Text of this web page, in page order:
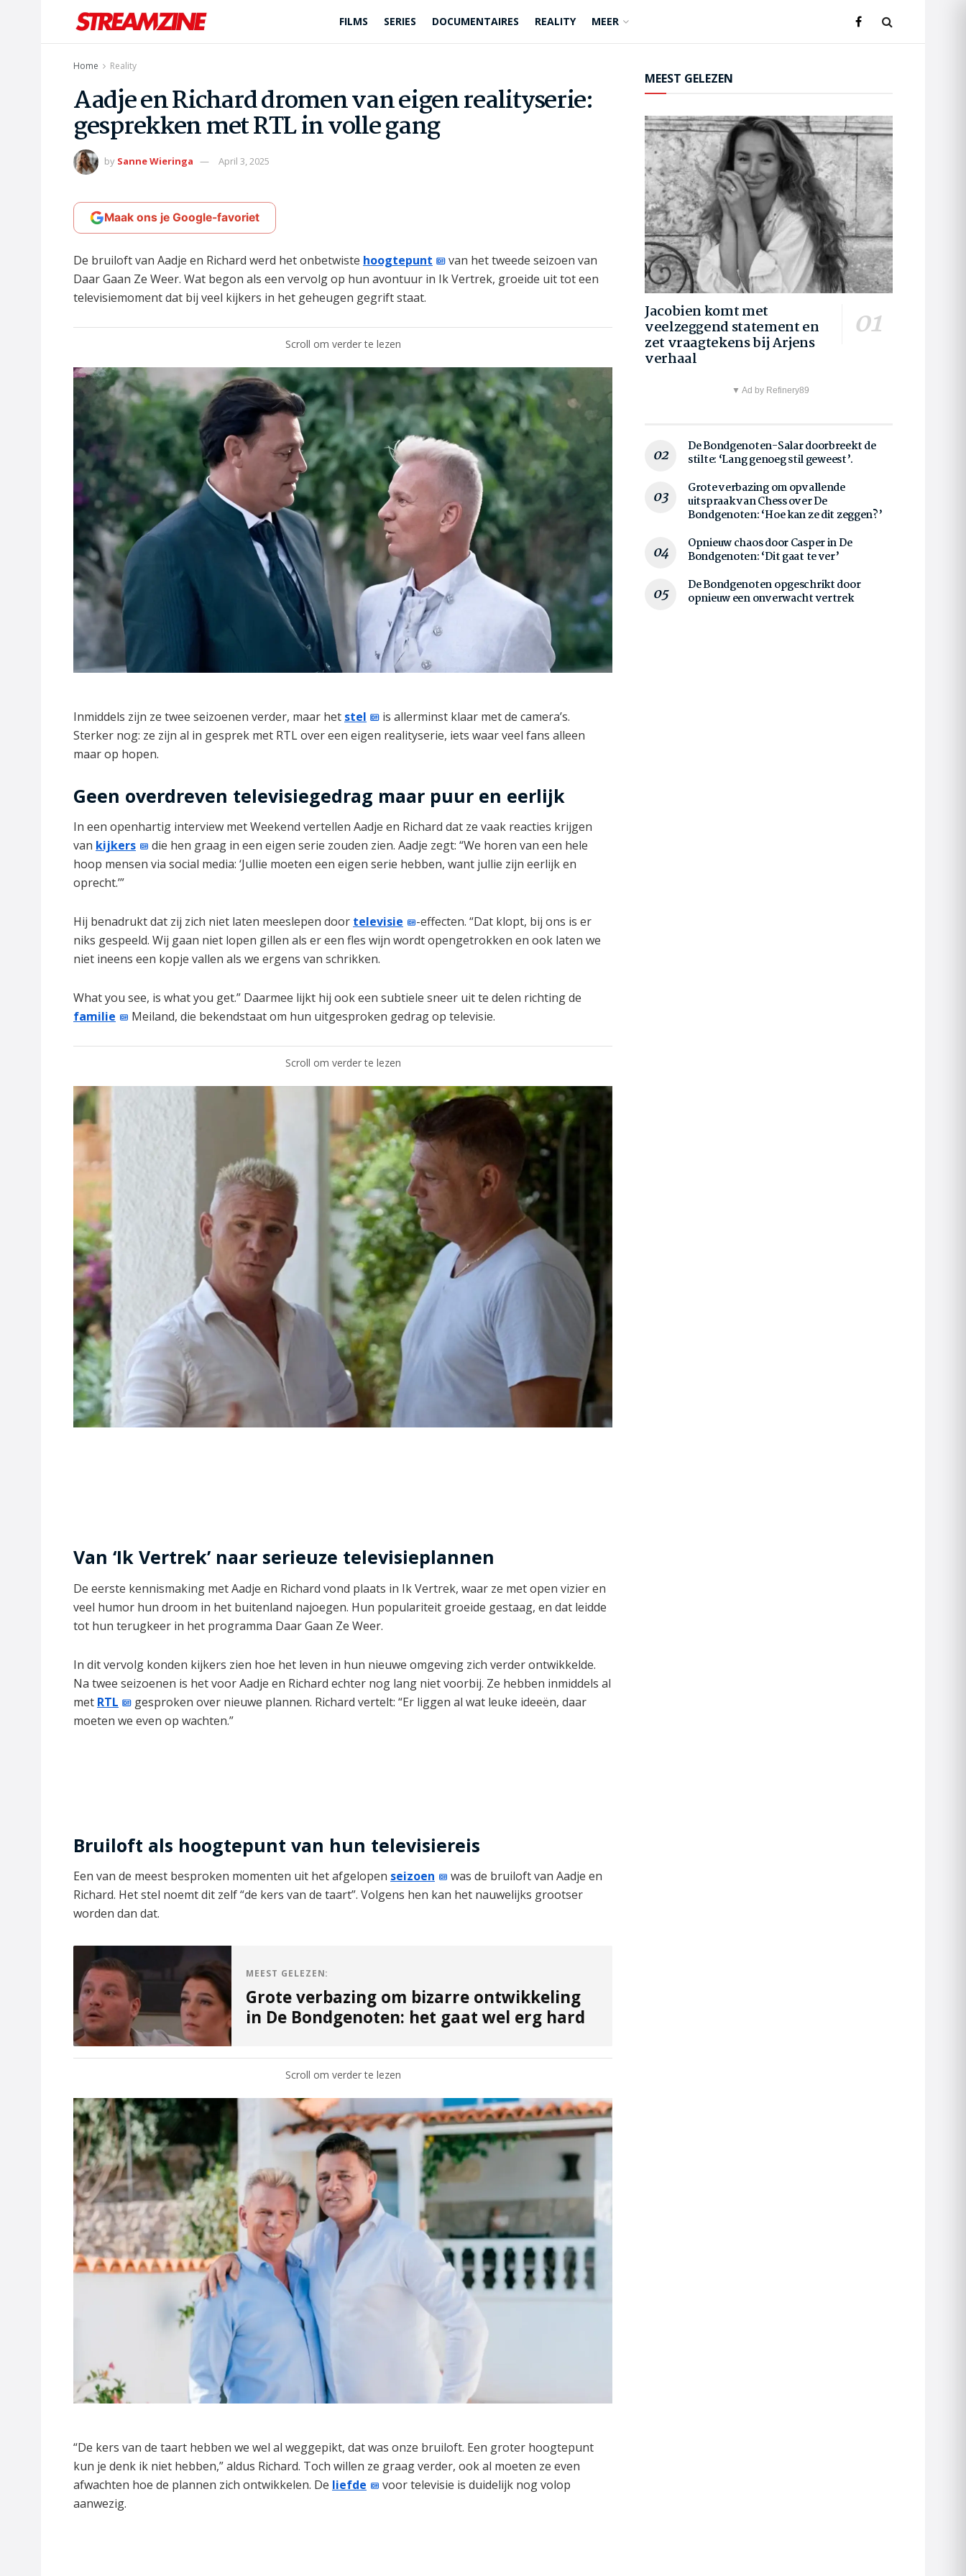
FILMS SERIES DOCUMENTAIRES REALITY MEER
Home Reality
Aadje en Richard dromen van eigen realityserie:
gesprekken met RTL in volle gang
by Sanne Wieringa April 3, 2025
Maak ons je Google-favoriet
De bruiloft van Aadje en Richard werd het onbetwiste hoogtepunt
van het tweede seizoen van
Daar Gaan Ze Weer. Wat begon als een vervolg op hun avontuur in Ik Vertrek, groeide uit tot een
televisiemoment dat bij veel kijkers in het geheugen gegrift staat.
Scroll om verder te lezen
Inmiddels zijn ze twee seizoenen verder, maar het stel
is allerminst klaar met de camera’s.
Sterker nog: ze zijn al in gesprek met RTL over een eigen realityserie, iets waar veel fans alleen
maar op hopen.
Geen overdreven televisiegedrag maar puur en eerlijk
In een openhartig interview met Weekend vertellen Aadje en Richard dat ze vaak reacties krijgen
van kijkers
die hen graag in een eigen serie zouden zien. Aadje zegt: “We horen van een hele
hoop mensen via social media: ‘Jullie moeten een eigen serie hebben, want jullie zijn eerlijk en
oprecht.’”
Hij benadrukt dat zij zich niet laten meeslepen door televisie
-effecten. “Dat klopt, bij ons is er
niks gespeeld. Wij gaan niet lopen gillen als er een fles wijn wordt opengetrokken en ook laten we
niet ineens een kopje vallen als we ergens van schrikken.
What you see, is what you get.” Daarmee lijkt hij ook een subtiele sneer uit te delen richting de
familie
Meiland, die bekendstaat om hun uitgesproken gedrag op televisie.
Scroll om verder te lezen
Van ‘Ik Vertrek’ naar serieuze televisieplannen
De eerste kennismaking met Aadje en Richard vond plaats in Ik Vertrek, waar ze met open vizier en
veel humor hun droom in het buitenland najoegen. Hun populariteit groeide gestaag, en dat leidde
tot hun terugkeer in het programma Daar Gaan Ze Weer.
In dit vervolg konden kijkers zien hoe het leven in hun nieuwe omgeving zich verder ontwikkelde.
Na twee seizoenen is het voor Aadje en Richard echter nog lang niet voorbij. Ze hebben inmiddels al
met RTL
gesproken over nieuwe plannen. Richard vertelt: “Er liggen al wat leuke ideeën, daar
moeten we even op wachten.”
Bruiloft als hoogtepunt van hun televisiereis
Een van de meest besproken momenten uit het afgelopen seizoen
was de bruiloft van Aadje en
Richard. Het stel noemt dit zelf “de kers van de taart”. Volgens hen kan het nauwelijks grootser
worden dan dat.
MEEST GELEZEN:
Grote verbazing om bizarre ontwikkeling
in De Bondgenoten: het gaat wel erg hard
Scroll om verder te lezen
“De kers van de taart hebben we wel al weggepikt, dat was onze bruiloft. Een groter hoogtepunt
kun je denk ik niet hebben,” aldus Richard. Toch willen ze graag verder, ook al moeten ze even
afwachten hoe de plannen zich ontwikkelen. De liefde
voor televisie is duidelijk nog volop
aanwezig.
MEEST GELEZEN
Jacobien komt met
veelzeggend statement en
zet vraagtekens bij Arjens
verhaal
▼ Ad by Refinery89
De Bondgenoten-Salar doorbreekt de
stilte: ‘Lang genoeg stil geweest’.
Grote verbazing om opvallende
uitspraak van Chess over De
Bondgenoten: ‘Hoe kan ze dit zeggen?’
Opnieuw chaos door Casper in De
Bondgenoten: ‘Dit gaat te ver’
De Bondgenoten opgeschrikt door
opnieuw een onverwacht vertrek